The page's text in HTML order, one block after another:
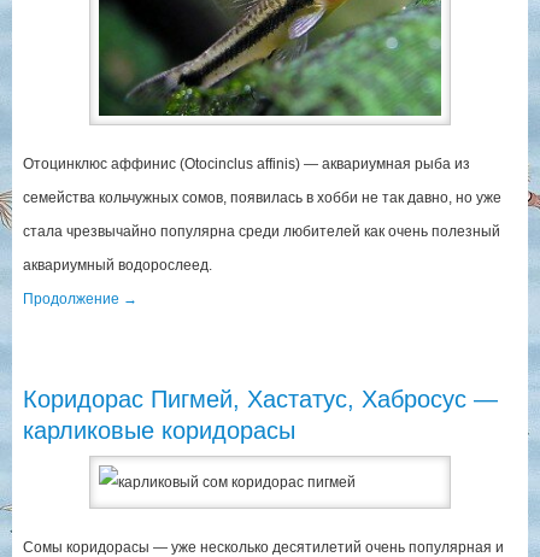
Отоцинклюс аффинис (Otocinclus affinis) — аквариумная рыба из
семейства кольчужных сомов, появилась в хобби не так давно, но уже
стала чрезвычайно популярна среди любителей как очень полезный
аквариумный водорослеед.
Продолжение →
Коридорас Пигмей, Хастатус, Хабросус —
карликовые коридорасы
Сомы коридорасы — уже несколько десятилетий очень популярная и